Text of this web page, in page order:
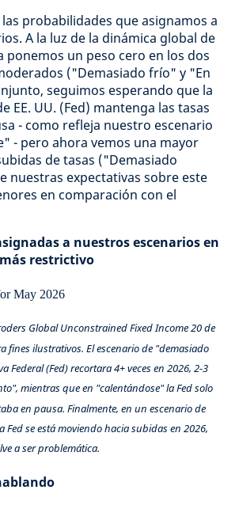
probabilidades que asignamos a
A la luz de la dinámica global de
ponemos un peso cero en los dos
("Demasiado frío" y "En
seguimos esperando que la
EE. UU. (Fed) mantenga las tasas
- como refleja nuestro escenario
- pero ahora vemos una mayor
de tasas ("Demasiado
nuestras expectativas sobre este
en comparación con el
a nuestros escenarios en
restrictivo
Global Unconstrained Fixed Income 20 de
fines ilustrativos. El escenario de "demasiado
Federal (Fed) recortara 4+ veces en 2026, 2-3
mientras que en "calentándose" la Fed solo
en pausa. Finalmente, en un escenario de
Fed se está moviendo hacia subidas en 2026,
a ser problemática.